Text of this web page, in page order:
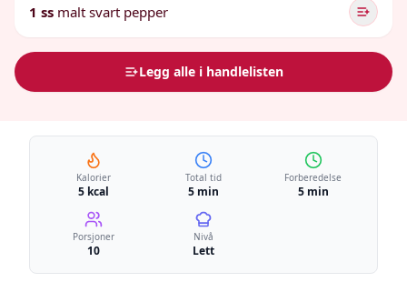
1 ss malt svart pepper
Legg alle i handlelisten
Kalorier
5 kcal
Total tid
5 min
Forberedelse
5 min
Porsjoner
10
Nivå
Lett